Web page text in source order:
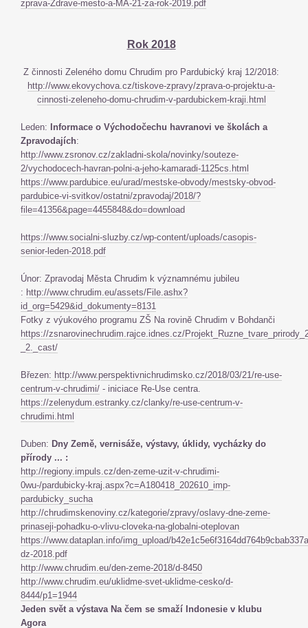
zprava-Zdrave-mesto-a-MA-21-za-rok-2019.pdf
Rok 2018
Z činnosti Zeleného domu Chrudim pro Pardubický kraj 12/2018:
http://www.ekovychova.cz/tiskove-zpravy/zprava-o-projektu-a-
cinnosti-zeleneho-domu-chrudim-v-pardubickem-kraji.html
Leden:
Informace o Východočechu havranovi ve školách a
Zpravodajích:
http://www.zsronov.cz/zakladni-skola/novinky/souteze-
2/vychodocech-havran-polni-a-jeho-kamaradi-1125cs.html
https://www.pardubice.eu/urad/mestske-obvody/mestsky-obvod-
pardubice-vi-svitkov/ostatni/zpravodaj/2018/?
file=41356&page=4455848&do=download
https://www.socialni-sluzby.cz/wp-content/uploads/casopis-
senior-leden-2018.pdf
Únor: Zpravodaj Města Chrudim k významnému jubileu
: http://www.chrudim.eu/assets/File.ashx?
id_org=5429&id_dokumenty=8131
Fotky z výukového programu ZŠ Na rovině Chrudim v Bohdanči
https://zsnarovinechrudim.rajce.idnes.cz/
_2._cast/
Březen: http://www.perspektivnichrudimsko.cz/2018/03/21/re-use-
centrum-v-chrudimi/ - iniciace Re-Use centra.
https://zelenydum.estranky.cz/clanky/re-use-centrum-v-
chrudimi.html
Duben: Dny Země, vernisáže, výstavy, úklidy, vycházky do
přírody ... :
http://regiony.impuls.cz/den-zeme-uzit-v-chrudimi-
0wu-/pardubicky-kraj.aspx?c=A180418_202610_imp-
pardubicky_sucha
http://chrudimskenoviny.cz/kategorie/zpravy/oslavy-dne-zeme-
prinaseji-pohadku-o-vlivu-cloveka-na-globalni-oteplovan
https://www.dataplan.info/img_upload/
dz-2018.pdf
http://www.chrudim.eu/den-zeme-2018/d-8450
http://www.chrudim.eu/uklidme-svet-uklidme-cesko/d-
8444/p1=1944
Jeden svět a výstava Na čem se smaží Indonesie v klubu
Agora